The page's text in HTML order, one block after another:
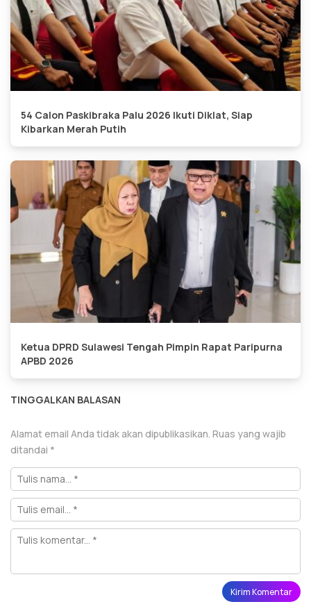
54 Calon Paskibraka Palu 2026 Ikuti Diklat, Siap
Kibarkan Merah Putih
Ketua DPRD Sulawesi Tengah Pimpin Rapat Paripurna
APBD 2026
TINGGALKAN BALASAN
Alamat email Anda tidak akan dipublikasikan. Ruas yang wajib
ditandai *